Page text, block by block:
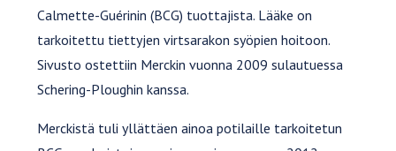
Calmette-Guérinin (BCG) tuottajista. Lääke on
tarkoitettu tiettyjen virtsarakon syöpien hoitoon.
Sivusto ostettiin Merckin vuonna 2009 sulautuessa
Schering-Ploughin kanssa.
Merckistä tuli yllättäen ainoa potilaille tarkoitetun